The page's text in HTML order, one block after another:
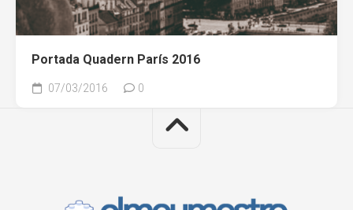
Portada Quadern París 2016
07/03/2016 0